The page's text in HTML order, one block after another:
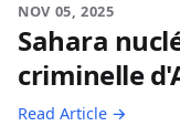
NOV 05, 2025
Sahara
criminelle
Read Article →